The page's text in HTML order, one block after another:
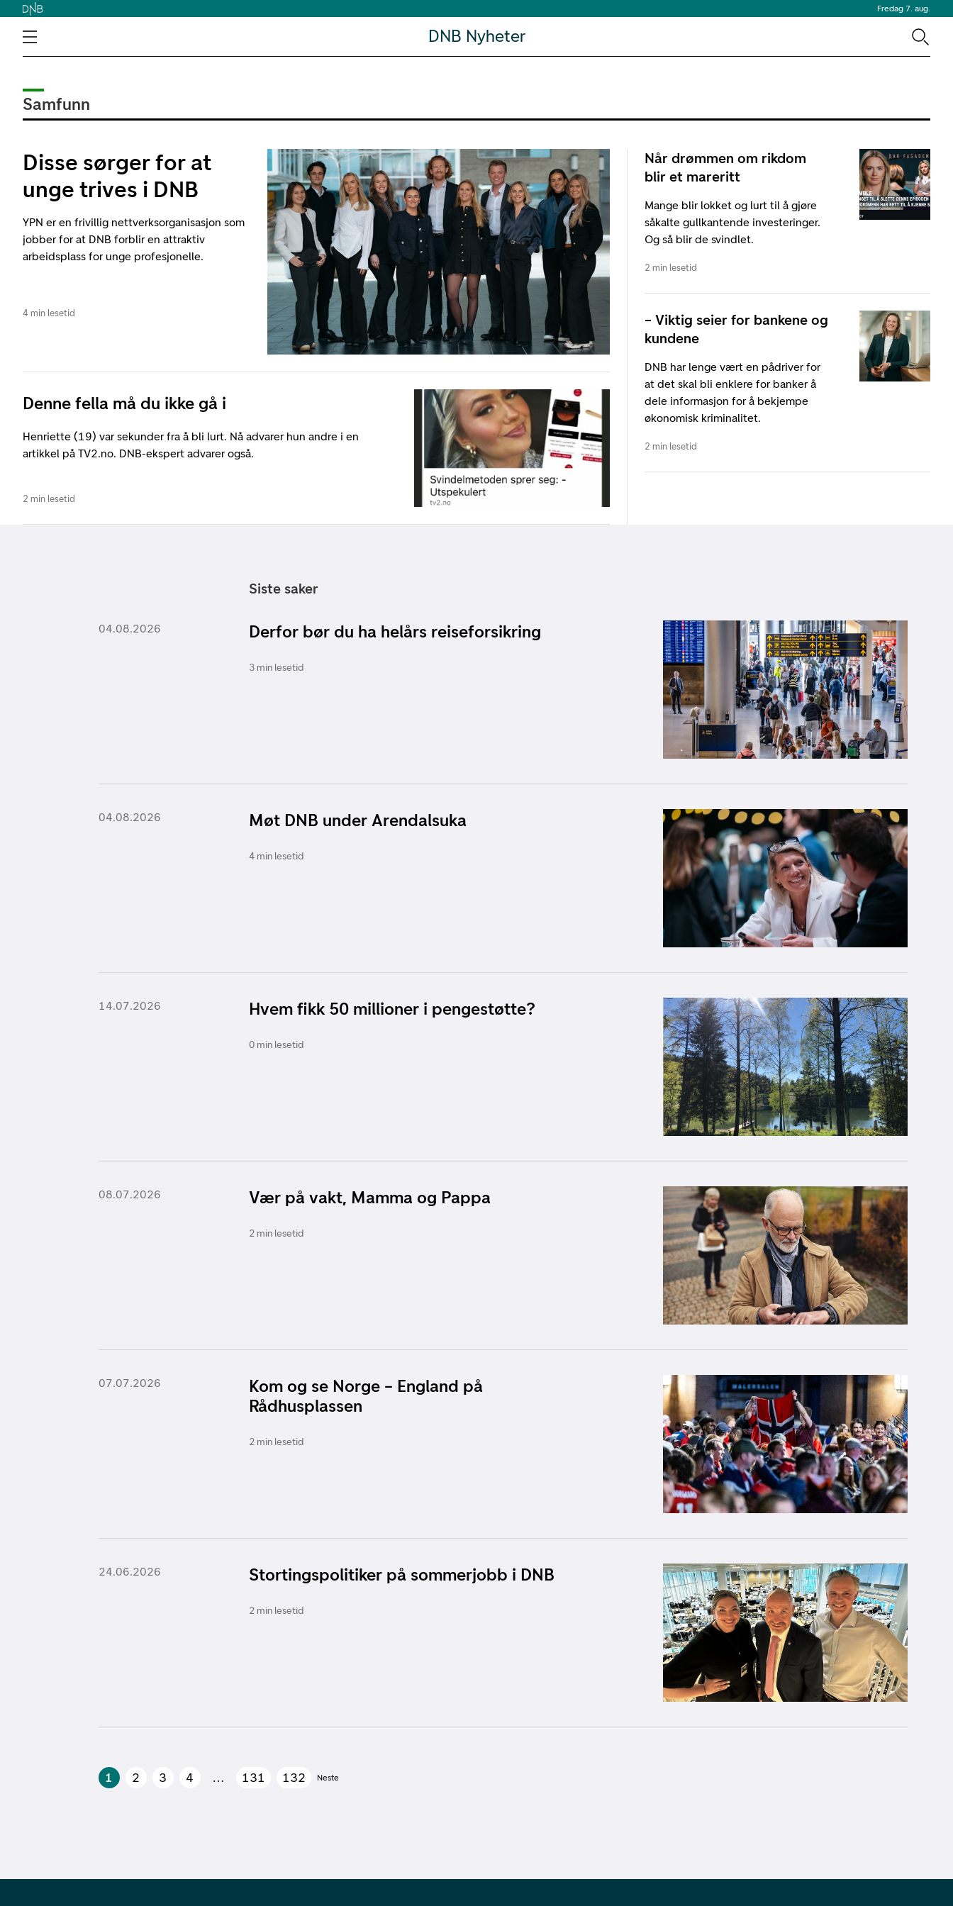
Fredag 7. aug.
DNB Nyheter
Samfunn
Disse sørger for at
unge trives i DNB
YPN er en frivillig nettverksorganisasjon som
jobber for at DNB forblir en attraktiv
arbeidsplass for unge profesjonelle.
4 min lesetid
Denne fella må du ikke gå i
Henriette (19) var sekunder fra å bli lurt. Nå advarer hun andre i en
artikkel på TV2.no. DNB-ekspert advarer også.
2 min lesetid
Når drømmen om rikdom
blir et mareritt
Mange blir lokket og lurt til å gjøre
såkalte gullkantende investeringer.
Og så blir de svindlet.
2 min lesetid
– Viktig seier for bankene og
kundene
DNB har lenge vært en pådriver for
at det skal bli enklere for banker å
dele informasjon for å bekjempe
økonomisk kriminalitet.
2 min lesetid
Siste saker
Derfor bør du ha helårs reiseforsikring
3 min lesetid
04.08.2026
Møt DNB under Arendalsuka
4 min lesetid
04.08.2026
Hvem fikk 50 millioner i pengestøtte?
0 min lesetid
14.07.2026
Vær på vakt, Mamma og Pappa
2 min lesetid
08.07.2026
Kom og se Norge – England på
Rådhusplassen
2 min lesetid
07.07.2026
Stortingspolitiker på sommerjobb i DNB
2 min lesetid
24.06.2026
1 2 3 4 … 131 132 Neste